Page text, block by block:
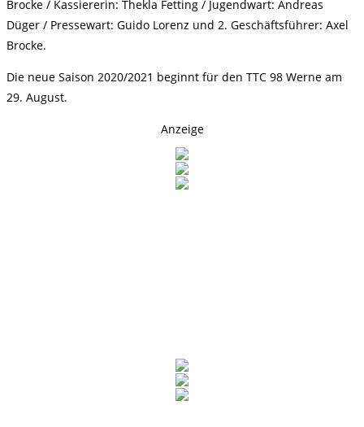
Brocke / Kassiererin: Thekla Fetting / Jugendwart: Andreas
Düger / Pressewart: Guido Lorenz und 2. Geschäftsführer: Axel
Brocke.
Die neue Saison 2020/2021 beginnt für den TTC 98 Werne am
29. August.
Anzeige